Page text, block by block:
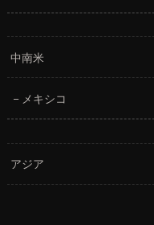
中南米
メキシコ
アジア